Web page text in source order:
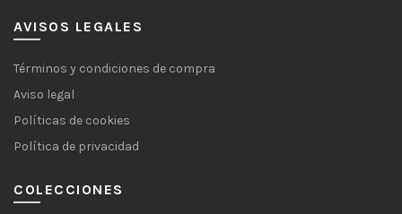
AVISOS LEGALES
Términos y condiciones de compra
Aviso legal
Políticas de cookies
Política de privacidad
COLECCIONES